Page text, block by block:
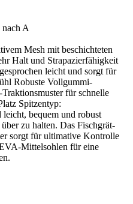
A
Mesh mit beschichteten
Halt und Strapazierfähigkeit
leicht und sorgt für
Robuste Vollgummi-
für schnelle
Spitzentyp:
leicht, bequem und robust
zu halten. Das Fischgrät-
sorgt für ultimative Kontrolle
Mittelsohlen für eine